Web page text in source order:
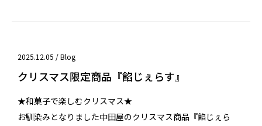
2025.12.05 /Blog
クリスマス限定商品『餡じぇらす』
★和菓子で楽しむクリスマス★
お馴染みとなりました中田屋のクリスマス商品『餡じぇら